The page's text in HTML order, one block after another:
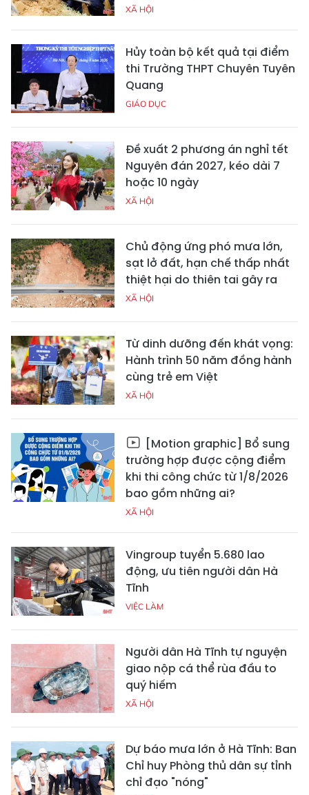
XÃ HỘI
Hủy toàn bộ kết quả tại điểm
thi Trường THPT Chuyên Tuyên
Quang
GIÁO DỤC
Đề xuất 2 phương án nghỉ tết
Nguyên đán 2027, kéo dài 7
hoặc 10 ngày
XÃ HỘI
Chủ động ứng phó mưa lớn,
sạt lở đất, hạn chế thấp nhất
thiệt hại do thiên tai gây ra
XÃ HỘI
Từ dinh dưỡng đến khát vọng:
Hành trình 50 năm đồng hành
cùng trẻ em Việt
XÃ HỘI
[Motion graphic] Bổ sung
trường hợp được cộng điểm
khi thi công chức từ 1/8/2026
bao gồm những ai?
XÃ HỘI
Vingroup tuyển 5.680 lao
động, ưu tiên người dân Hà
Tĩnh
VIỆC LÀM
Người dân Hà Tĩnh tự nguyện
giao nộp cá thể rùa đầu to
quý hiếm
XÃ HỘI
Dự báo mưa lớn ở Hà Tĩnh: Ban
Chỉ huy Phòng thủ dân sự tỉnh
chỉ đạo "nóng"